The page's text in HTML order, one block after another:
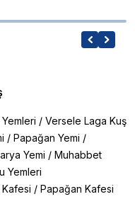
/ Versele Laga Kuş
/ Papağan Yemi /
Yemi / Muhabbet
Yemleri
Kafesi / Papağan Kafesi